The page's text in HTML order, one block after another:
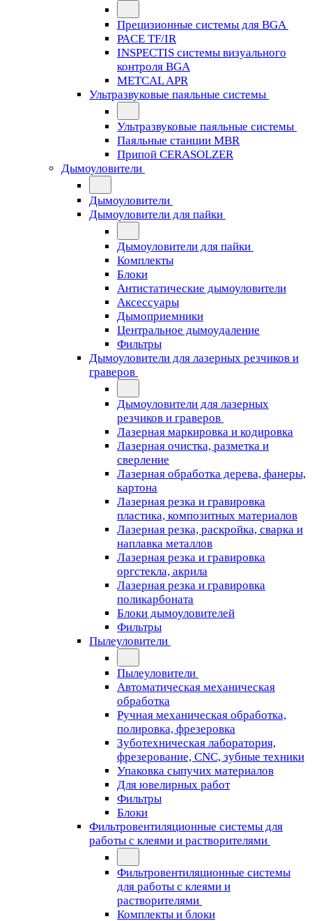
Прецизионные системы для BGA
PACE TF/IR
INSPECTIS системы визуального
контроля BGA
METCAL APR
Ультразвуковые паяльные системы
Ультразвуковые паяльные системы
Паяльные станции MBR
Припой CERASOLZER
Дымоуловители
Дымоуловители
Дымоуловители для пайки
Дымоуловители для пайки
Комплекты
Блоки
Антистатические дымоуловители
Аксессуары
Дымоприемники
Центральное дымоудаление
Фильтры
Дымоуловители для лазерных резчиков и
граверов
Дымоуловители для лазерных
резчиков и граверов
Лазерная маркировка и кодировка
Лазерная очистка, разметка и
сверление
Лазерная обработка дерева, фанеры,
картона
Лазерная резка и гравировка
пластика, композитных материалов
Лазерная резка, раскройка, сварка и
наплавка металлов
Лазерная резка и гравировка
оргстекла, акрила
Лазерная резка и гравировка
поликарбоната
Блоки дымоуловителей
Фильтры
Пылеуловители
Пылеуловители
Автоматическая механическая
обработка
Ручная механическая обработка,
полировка, фрезеровка
Зуботехническая лаборатория,
фрезерование, CNC, зубные техники
Упаковка сыпучих материалов
Для ювелирных работ
Фильтры
Блоки
Фильтровентиляционные системы для
работы с клеями и растворителями
Фильтровентиляционные системы
для работы с клеями и
растворителями
Комплекты и блоки